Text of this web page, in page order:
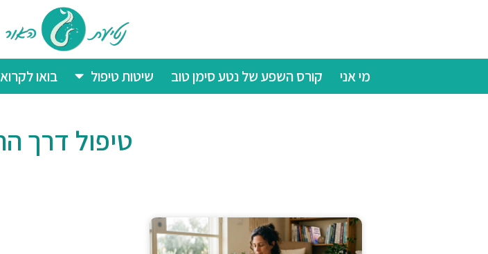
מי אני קורס השפע של נטע סימן טוב שיטות טיפול בואו לקרוא
טיפול דרך